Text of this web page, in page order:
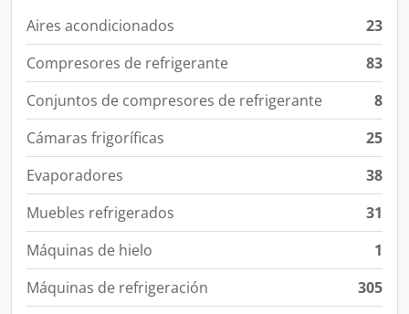
Aires acondicionados
23
Compresores de refrigerante
83
Conjuntos de compresores de refrigerante
8
Cámaras frigoríficas
25
Evaporadores
38
Muebles refrigerados
31
Máquinas de hielo
1
Máquinas de refrigeración
305